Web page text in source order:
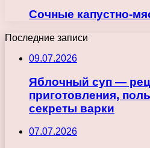
Сочные капустно-
Последние записи
09.07.2026
Яблочный суп —
приготовления,
секреты варки
07.07.2026